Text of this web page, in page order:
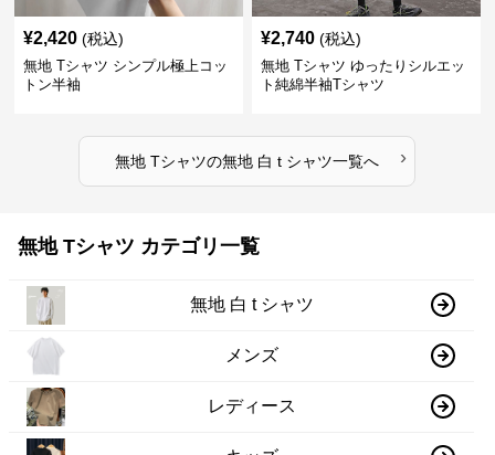
¥2,420 (税込)
無地 Tシャツ シンプル極上コッ
トン半袖
¥2,740 (税込)
無地 Tシャツ ゆったりシルエッ
ト純綿半袖Tシャツ
無地 Tシャツの無地 白 t シャツ一覧へ ›
無地 Tシャツ カテゴリ一覧
無地 白 t シャツ
メンズ
レディース